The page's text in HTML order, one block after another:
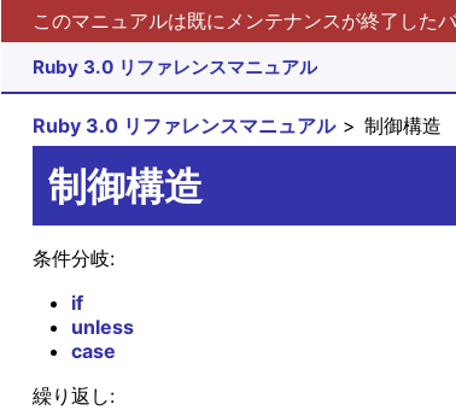
このマニュアルは既にメンテナンスが終了した
Ruby 3.0 リファレンスマニュアル
Ruby 3.0 リファレンスマニュアル 制御構造
制御構造
条件分岐:
if
unless
case
繰り返し: